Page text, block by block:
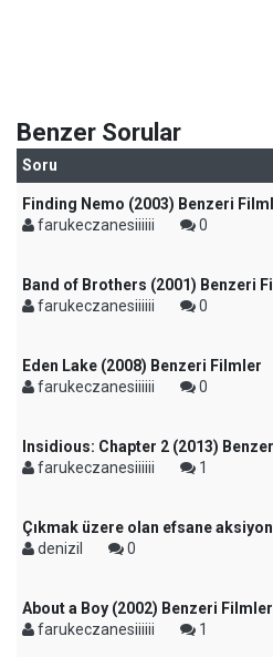
Benzer Sorular
Soru
Finding Nemo (2003) Benzeri
farukeczanesiiiiii
0
Band of Brothers (2001) Benzeri
farukeczanesiiiiii
0
Eden Lake (2008) Benzeri Filmler
farukeczanesiiiiii
0
Insidious: Chapter 2 (2013)
farukeczanesiiiiii
1
Çıkmak üzere olan efsane
denizil
0
About a Boy (2002) Benzeri Filmler
farukeczanesiiiiii
1